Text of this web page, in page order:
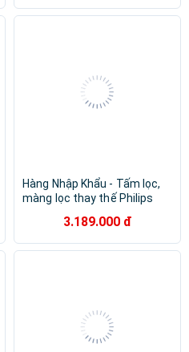
Hàng Nhập Khẩu - Tấm lọc,
màng lọc thay thế Philips
AC5656, AC5668, AC5602
3.189.000 đ